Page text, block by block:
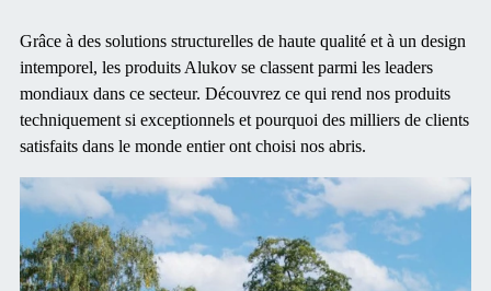
Grâce à des solutions structurelles de haute qualité et à un design
intemporel, les produits Alukov se classent parmi les leaders
mondiaux dans ce secteur. Découvrez ce qui rend nos produits
techniquement si exceptionnels et pourquoi des milliers de clients
satisfaits dans le monde entier ont choisi nos abris.